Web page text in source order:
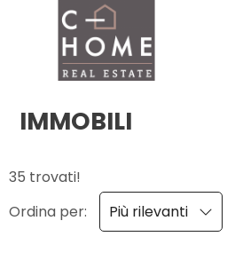
IMMOBILI
35 trovati!
Ordina per:
Più rilevanti
HOME
IMMOBILI
Codice
Contratto
Qualsiasi